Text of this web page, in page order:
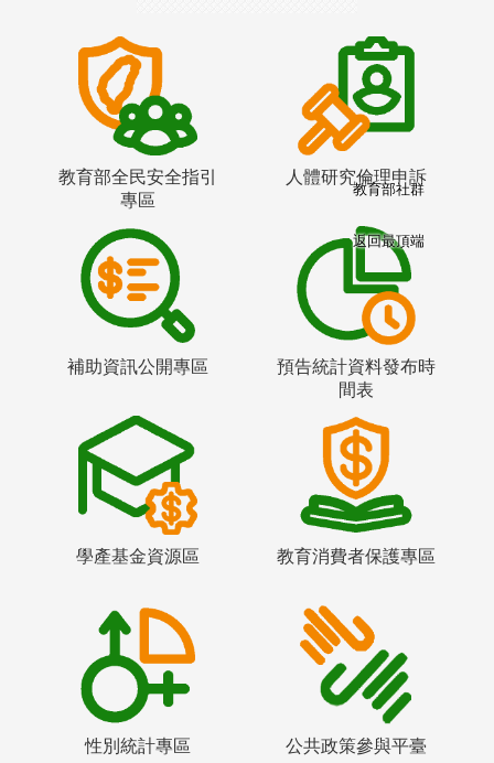
教育部全民安全指引
專區
人體研究倫理申訴
補助資訊公開專區
預告統計資料發布時
間表
學產基金資源區 教育消費者保護專區
性別統計專區 公共政策參與平臺
教育部社群
返回最頂端